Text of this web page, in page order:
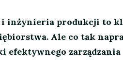
i inżynieria produkcji to
Ale co tak
efektywnego zarządzania